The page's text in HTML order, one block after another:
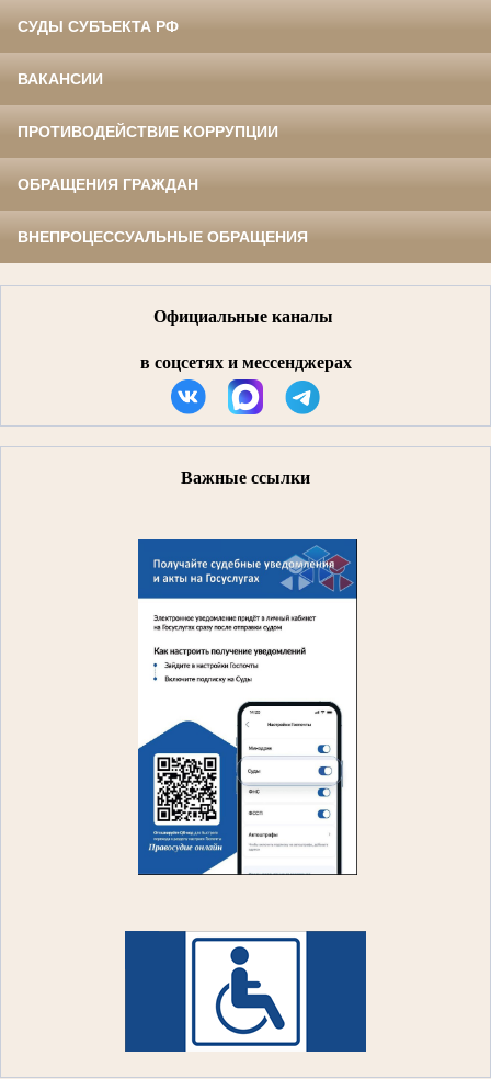
СУДЫ СУБЪЕКТА РФ
ВАКАНСИИ
ПРОТИВОДЕЙСТВИЕ КОРРУПЦИИ
ОБРАЩЕНИЯ ГРАЖДАН
ВНЕПРОЦЕССУАЛЬНЫЕ ОБРАЩЕНИЯ
Официальные каналы
в соцсетях и мессенджерах
Важные ссылки